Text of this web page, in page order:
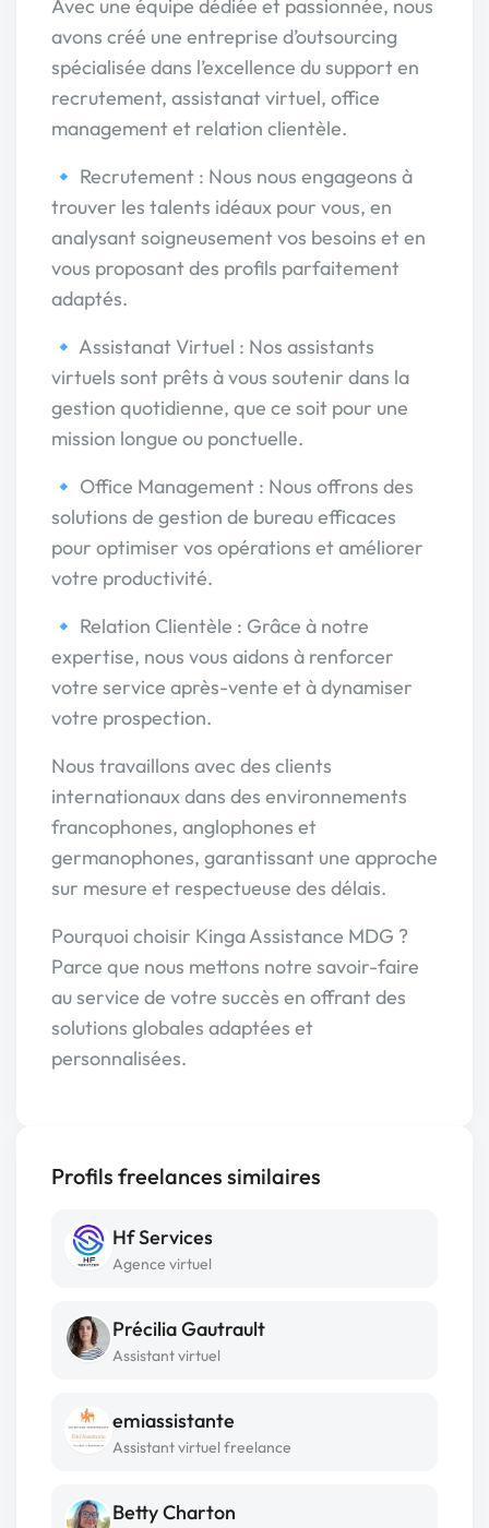
Avec une équipe dédiée et passionnée, nous
avons créé une entreprise d’outsourcing
spécialisée dans l’excellence du support en
recrutement, assistanat virtuel, office
management et relation clientèle.
🔹 Recrutement : Nous nous engageons à
trouver les talents idéaux pour vous, en
analysant soigneusement vos besoins et en
vous proposant des profils parfaitement
adaptés.
🔹 Assistanat Virtuel : Nos assistants
virtuels sont prêts à vous soutenir dans la
gestion quotidienne, que ce soit pour une
mission longue ou ponctuelle.
🔹 Office Management : Nous offrons des
solutions de gestion de bureau efficaces
pour optimiser vos opérations et améliorer
votre productivité.
🔹 Relation Clientèle : Grâce à notre
expertise, nous vous aidons à renforcer
votre service après-vente et à dynamiser
votre prospection.
Nous travaillons avec des clients
internationaux dans des environnements
francophones, anglophones et
germanophones, garantissant une approche
sur mesure et respectueuse des délais.
Pourquoi choisir Kinga Assistance MDG ?
Parce que nous mettons notre savoir-faire
au service de votre succès en offrant des
solutions globales adaptées et
personnalisées.
Profils freelances similaires
Hf Services
Agence virtuel
Précilia Gautrault
Assistant virtuel
emiassistante
Assistant virtuel freelance
Betty Charton